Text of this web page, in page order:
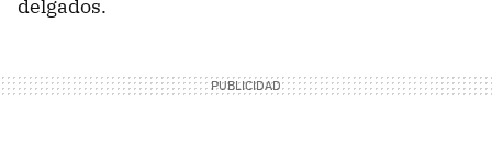
delgados.